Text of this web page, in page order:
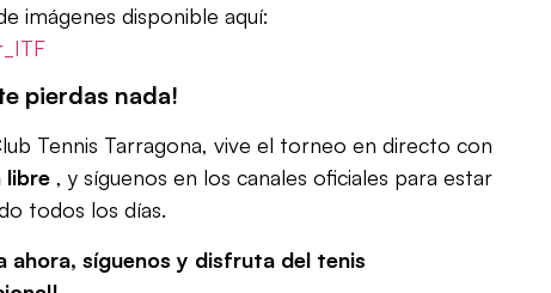
imágenes disponible aquí:
pierdas nada!
Tennis Tarragona, vive el torneo en directo con
libre , y síguenos en los canales oficiales para estar
todos los días.
ahora, síguenos y disfruta del tenis